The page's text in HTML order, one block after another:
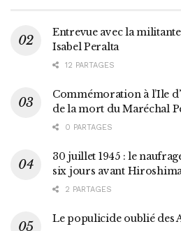
Entrevue avec la
Isabel Peralta
12 PARTAGES
Commémoration à l’Ile
de la mort du Maréchal
0 PARTAGES
30 juillet 1945 : le
six jours avant
2 PARTAGES
Le populicide oublié des